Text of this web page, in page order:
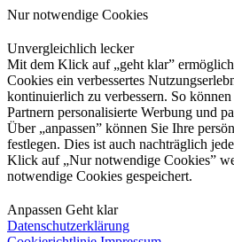
Nur notwendige Cookies
Unvergleichlich lecker
Mit dem Klick auf „geht klar”
Cookies ein verbessertes
kontinuierlich zu verbessern. So
Partnern personalisierte Werbung und
Über „anpassen” können Sie Ihre
festlegen. Dies ist auch nachträglich
Klick auf „Nur notwendige Cookies”
notwendige Cookies gespeichert.
Anpassen Geht klar
Datenschutzerklärung